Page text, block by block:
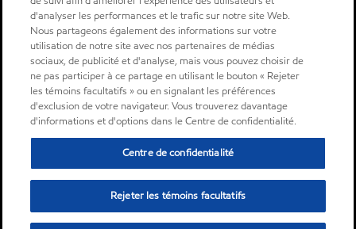
d'analyser les performances et le trafic sur notre site Web.
Nous partageons également des informations sur votre
utilisation de notre site avec nos partenaires de médias
sociaux, de publicité et d'analyse, mais vous pouvez choisir de
ne pas participer à ce partage en utilisant le bouton « Rejeter
les témoins facultatifs » ou en signalant les préférences
d'exclusion de votre navigateur. Vous trouverez davantage
d'informations et d'options dans le Centre de confidentialité.
Centre de confidentialité
Rejeter les témoins facultatifs